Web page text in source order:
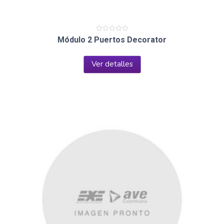
Valorado
en
de
5
Módulo 2 Puertos Decorator
Ver detalles